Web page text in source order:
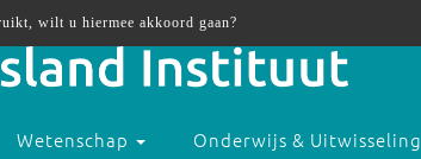
Wetenschap Onderwijs & Uitwisseling
wilt u hiermee akkoord gaan?